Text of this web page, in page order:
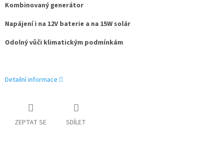
Kombinovaný generátor
Napájení i na 12V baterie a na 15W solár
Odolný vůči klimatickým podmínkám
Detailní informace
ZEPTAT SE SDÍLET